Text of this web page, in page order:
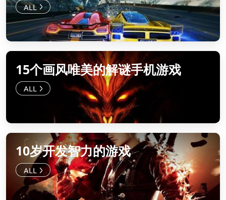
15个画风唯美的解谜手机游戏
10岁开发智力的游戏